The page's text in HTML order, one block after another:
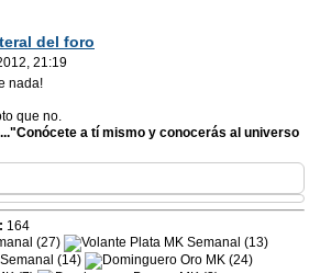
del foro
21:19
nada!
que no.
a tí mismo y conocerás al universo
164